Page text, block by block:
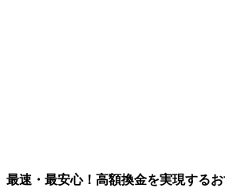
最速・最安心！高額換金を実現する